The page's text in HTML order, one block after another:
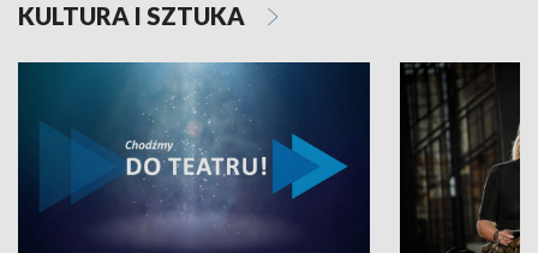
KULTURA I SZTUKA